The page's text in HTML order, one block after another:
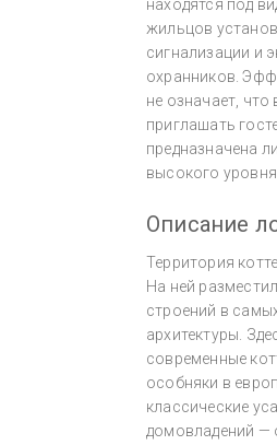
находятся под
жильцов
сигнализации и
охранников.
не означает,
приглашать
предназначена
высокого
Описание
Территория
На ней
строений в
архитектуры.
современные
особняки в
классические
домовладений —